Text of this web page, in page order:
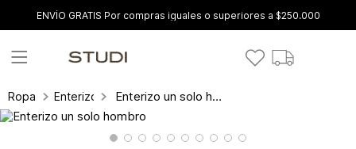
ENVÍO GRATIS Por compras iguales o superiores a $250.000
Ropa Enterizos y conjuntos Enterizo un solo hombro